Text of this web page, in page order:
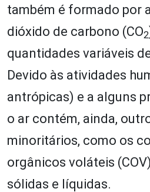
também é formado por
dióxido de carbono (CO2
quantidades variáveis
Devido às atividades
antrópicas) e a alguns
o ar contém, ainda,
minoritários, como os
orgânicos voláteis
sólidas e líquidas.